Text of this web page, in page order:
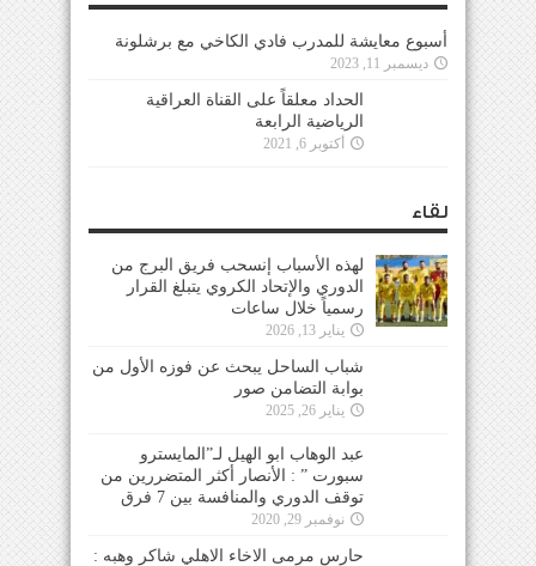
أسبوع معايشة للمدرب فادي الكاخي مع برشلونة
ديسمبر 11, 2023
الحداد معلقاً على القناة العراقية
الرياضية الرابعة
أكتوبر 6, 2021
لقاء
لهذه الأسباب إنسحب فريق البرج من
الدوري والإتحاد الكروي يتبلغ القرار
رسمياً خلال ساعات
يناير 13, 2026
شباب الساحل يبحث عن فوزه الأول من
بوابة التضامن صور
يناير 26, 2025
عبد الوهاب ابو الهيل لـ”المايسترو
سبورت ” : الأنصار أكثر المتضررين من
توقف الدوري والمنافسة بين 7 فرق
نوفمبر 29, 2020
حارس مرمى الاخاء الاهلي شاكر وهبه :